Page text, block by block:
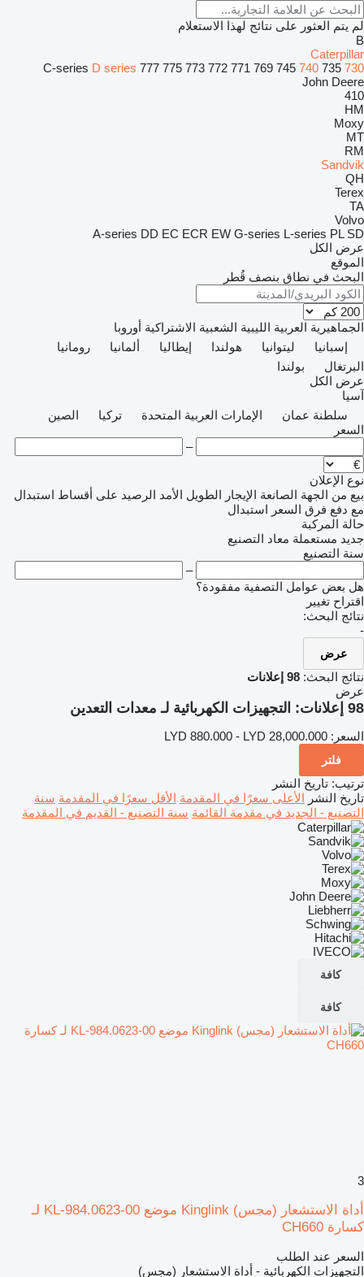
لم يتم العثور على نتائج لهذا الاستعلام
B
Caterpillar
730
735
740
745
769
771
772
773
775
777
C-series D series
John Deere
410
HM
Moxy
MT
RM
Sandvik
QH
Terex
TA
Volvo
A-series DD EC ECR EW G-series L-series PL SD
عرض الكل
الموقع
البحث في نطاق بنصف قُطر
الجماهيرية العربية الليبية الشعبية الاشتراكية أوروبا
إسبانيا
ليتوانيا هولندا إيطاليا ألمانيا
رومانيا
البرتغال
بولندا
عرض الكل
آسيا
سلطنة عمان
الإمارات العربية المتحدة تركيا
الصين
السعر
–
نوع الإعلان
بيع من الجهة الصانعة الإيجار الطويل الأمد الرصيد على أقساط استبدال
مع دفع فرق السعر استبدال
حالة المركبة
جديد مستعملة معاد التصنيع
سنة التصنيع
–
هل بعض عوامل التصفية مفقودة؟
اقتراح تغيير
نتائج البحث:
-
عرض
نتائج البحث: 98 إعلانات
عرض
98 إعلانات: التجهيزات الكهربائية لـ معدات التعدين
السعر: LYD 880.000 - LYD 28,000.000
فلتر
ترتيب: تاريخ النشر
تاريخ النشر الأعلى سعرًا في المقدمة الأقل سعرًا في المقدمة سنة
التصنيع - الجديد في مقدمة القائمة سنة التصنيع - القديم في المقدمة
كافة
كافة
3
أداة الاستشعار (مجس) Kinglink موضع KL-984.0623-00 لـ
كسارة CH660
السعر عند الطلب
التجهيزات الكهربائية - أداة الاستشعار (مجس)